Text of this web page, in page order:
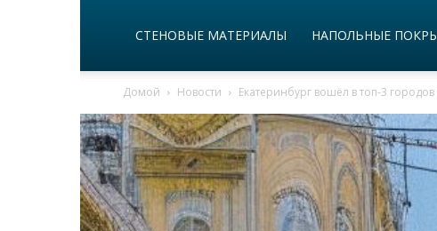
СТЕНОВЫЕ МАТЕРИАЛЫ НАПОЛЬНЫЕ
Домой Новости Екатеринбург вошёл в топ-3